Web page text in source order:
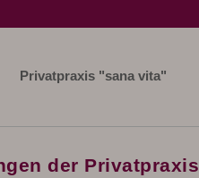
Privatpraxis "sana vita"
der